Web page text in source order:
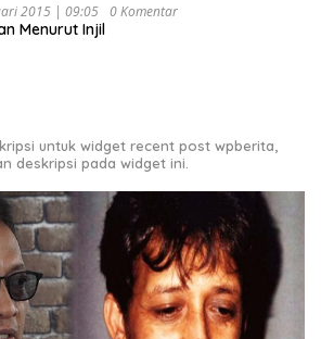
2015 | 09:05 0 Komentar
Menurut Injil
untuk widget recent post wpberita,
deskripsi pada widget ini.